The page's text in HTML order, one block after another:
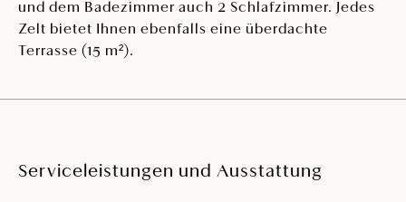
und dem Badezimmer auch 2 Schlafzimmer. Jedes
Zelt bietet Ihnen ebenfalls eine überdachte
Terrasse (15 m²).
Serviceleistungen und Ausstattung